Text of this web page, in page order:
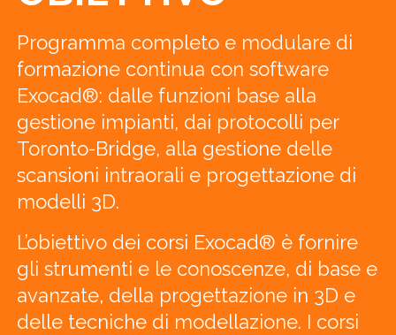
Programma completo e modulare di
formazione continua con software
Exocad®: dalle funzioni base alla
gestione impianti, dai protocolli per
Toronto-Bridge, alla gestione delle
scansioni intraorali e progettazione di
modelli 3D.
L’obiettivo dei corsi Exocad® è fornire
gli strumenti e le conoscenze, di base e
avanzate, della progettazione in 3D e
delle tecniche di modellazione. I corsi